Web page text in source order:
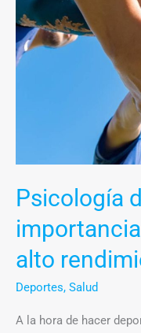
Psicología
alto
Deportes, Salud
A la hora de hacer
del
deporte:
la
en
alto
rendimiento